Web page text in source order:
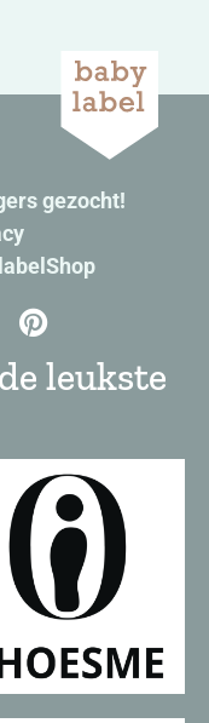
gezocht!
leukste